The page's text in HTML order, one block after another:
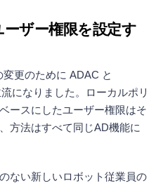
ーザー権限を設定す
更のために ADAC と
になりました。ローカルポリ
ースにしたユーザー権限はそ
方法はすべて同じAD機能に
ない新しいロボット従業員の